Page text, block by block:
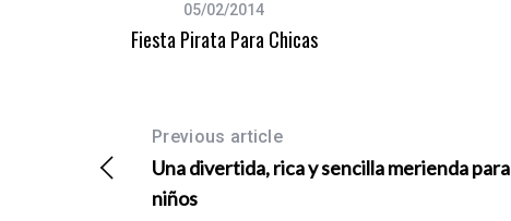
05/02/2014
Fiesta Pirata Para Chicas
Previous article
Una divertida, rica y sencilla merienda para
niños